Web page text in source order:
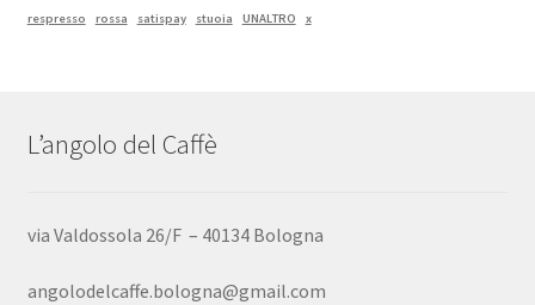
respresso rossa satispay stuoia UNALTRO x
L’angolo del Caffè
via Valdossola 26/F – 40134 Bologna
angolodelcaffe.bologna@gmail.com